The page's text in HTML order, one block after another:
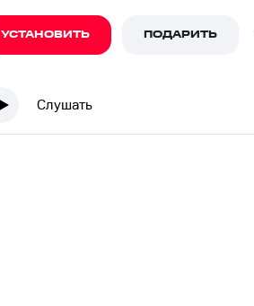
УСТАНОВИТЬ ПОДАРИТЬ
Слушать